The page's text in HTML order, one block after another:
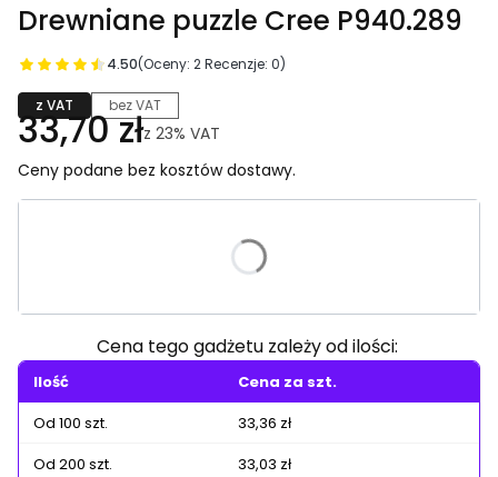
Drewniane puzzle Cree P940.289
4.50(Oceny: 2 Recenzje: 0)
z VAT bez VAT
33,70 złz 23% VAT
Ceny podane bez kosztów dostawy.
Poszczególne warianty mogą różnić się ceną
Cena tego gadżetu zależy od ilości:
Ilość
Cena za szt.
Od 100 szt.
33,36 zł
Od 200 szt.
33,03 zł